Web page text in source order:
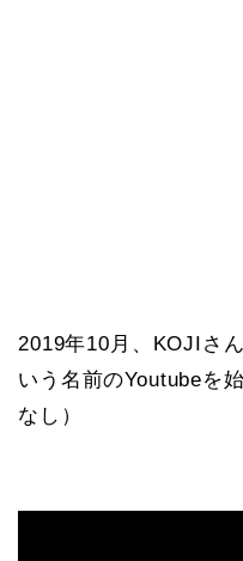
2019年10月、KOJIさ
いう名前のYoutubeを
なし）